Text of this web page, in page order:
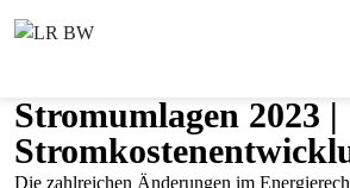
Stromumlagen 2023 |
Die zahlreichen Änderungen im